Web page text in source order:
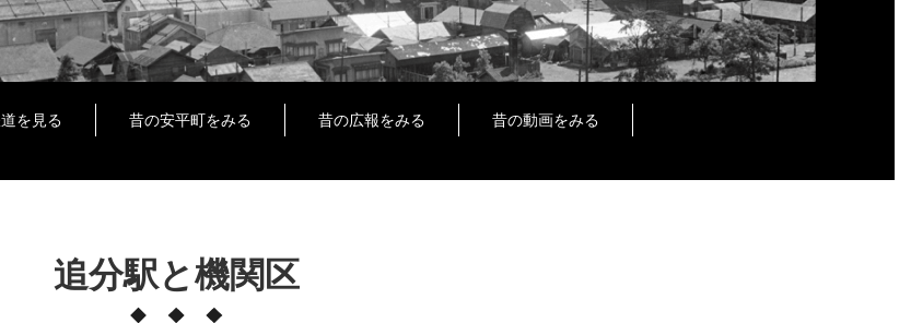
を見る 昔の安平町をみる 昔の広報をみる 昔の動画をみる
追分駅と機関区